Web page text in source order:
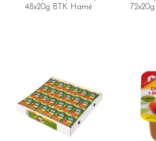
48x20g BTK Hamé